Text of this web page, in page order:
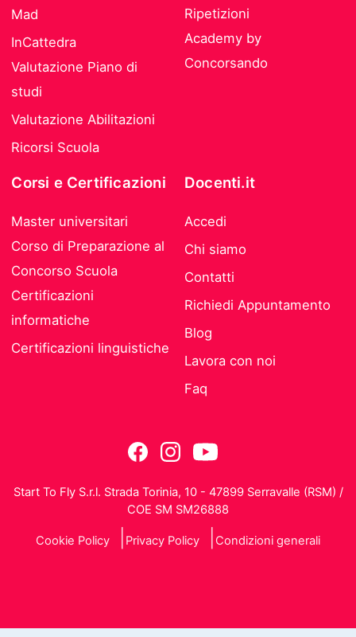
Mad
InCattedra
Valutazione Piano di
studi
Valutazione Abilitazioni
Ricorsi Scuola
Ripetizioni
Academy by
Concorsando
Corsi e Certificazioni
Master universitari
Corso di Preparazione al
Concorso Scuola
Certificazioni
informatiche
Certificazioni linguistiche
Docenti.it
Accedi
Chi siamo
Contatti
Richiedi Appuntamento
Blog
Lavora con noi
Faq
Start To Fly S.r.l. Strada Torinia, 10 - 47899 Serravalle (RSM) /
COE SM SM26888
Cookie Policy Privacy Policy Condizioni generali